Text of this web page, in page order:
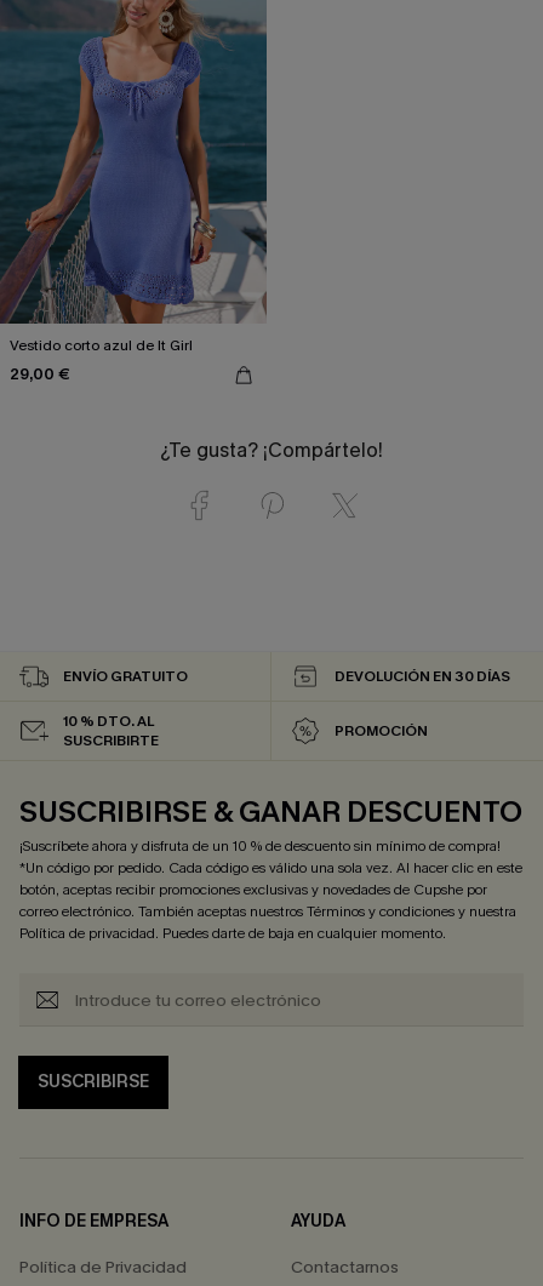
Vestido corto azul de It Girl
29,00 €
¿Te gusta? ¡Compártelo!
ENVÍO GRATUITO DEVOLUCIÓN EN 30 DÍAS
10 % DTO. AL
SUSCRIBIRTE
PROMOCIÓN
SUSCRIBIRSE & GANAR DESCUENTO
¡Suscríbete ahora y disfruta de un 10 % de descuento sin mínimo de compra!
*Un código por pedido. Cada código es válido una sola vez. Al hacer clic en este
botón, aceptas recibir promociones exclusivas y novedades de Cupshe por
correo electrónico. También aceptas nuestrosTérminos y condicionesy nuestra
Política de privacidad. Puedes darte de baja en cualquier momento.
SUSCRIBIRSE
INFO DE EMPRESA
Política de Privacidad
AYUDA
Contactarnos